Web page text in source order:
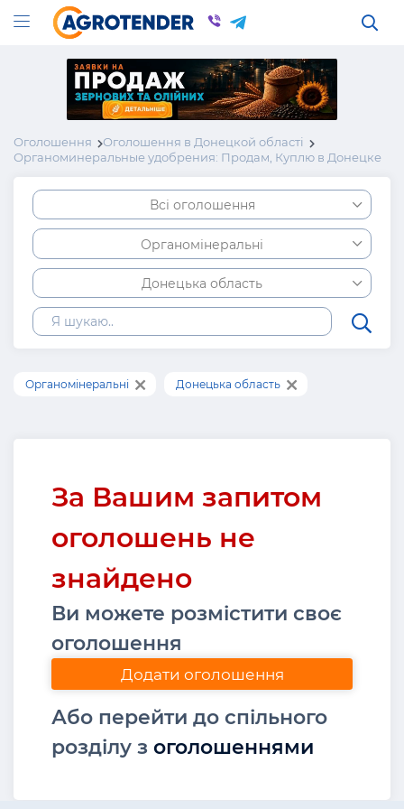
Оголошення
Оголошення в Донецкой області
Органоминеральные удобрения: Продам, Куплю в Донецке
Всі оголошення
Органомінеральні
Донецька область
Органомінеральні Донецька область
За Вашим запитом
оголошень не
знайдено
Ви можете розмістити своє
оголошення
Додати оголошення
Або перейти до спільного
розділу з оголошеннями